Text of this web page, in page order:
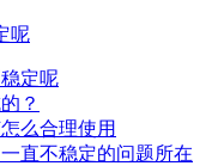
呢
定呢
？
么合理使用
直不稳定的问题所在